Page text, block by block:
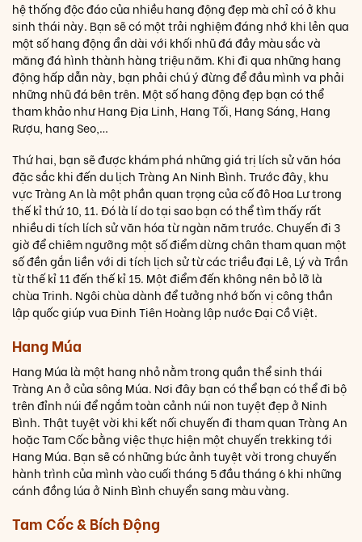
hệ thống độc đáo của nhiều hang động đẹp mà chỉ có ở khu
sinh thái này. Bạn sẽ có một trải nghiệm đáng nhớ khi lẻn qua
một số hang động ẩn dài với khối nhũ đá đầy màu sắc và
măng đá hình thành hàng triệu năm. Khi đi qua những hang
động hấp dẫn này, bạn phải chú ý đừng để đầu mình va phải
những nhũ đá bên trên. Một số hang động đẹp bạn có thể
tham khảo như Hang Địa Linh, Hang Tối, Hang Sáng, Hang
Rượu, hang Seo,…
Thứ hai, bạn sẽ được khám phá những giá trị lích sử văn hóa
đặc sắc khi đến du lịch Tràng An Ninh Bình. Trước đây, khu
vực Tràng An là một phần quan trọng của cố đô Hoa Lư trong
thế kỉ thứ 10, 11. Đó là lí do tại sao bạn có thể tìm thấy rất
nhiều di tích lích sử văn hóa từ ngàn năm trước. Chuyến đi 3
giờ để chiêm ngưỡng một số điểm dừng chân tham quan một
số đền gắn liền với di tích lịch sử từ các triều đại Lê, Lý và Trần
từ thế kỉ 11 đến thế kỉ 15. Một điểm đến không nên bỏ lỡ là
chùa Trinh. Ngôi chùa dành để tưởng nhớ bốn vị công thần
lập quốc giúp vua Đinh Tiên Hoàng lập nước Đại Cồ Việt.
Hang Múa
Hang Múa là một hang nhỏ nằm trong quần thể sinh thái
Tràng An ở của sông Múa. Nơi đây bạn có thể bạn có thể đi bộ
trên đỉnh núi để ngắm toàn cảnh núi non tuyệt đẹp ở Ninh
Bình. Thật tuyệt vời khi kết nối chuyến đi tham quan Tràng An
hoặc Tam Cốc bằng việc thực hiện một chuyến trekking tới
Hang Múa. Bạn sẽ có những bức ảnh tuyệt vời trong chuyến
hành trình của mình vào cuối tháng 5 đầu tháng 6 khi những
cánh đồng lúa ở Ninh Bình chuyển sang màu vàng.
Tam Cốc & Bích Động